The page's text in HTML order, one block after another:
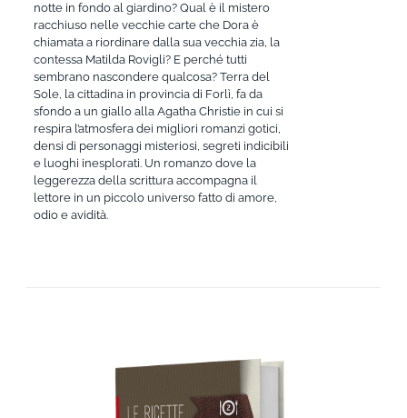
notte in fondo al giardino? Qual è il mistero
racchiuso nelle vecchie carte che Dora è
chiamata a riordinare dalla sua vecchia zia, la
contessa Matilda Rovigli? E perché tutti
sembrano nascondere qualcosa? Terra del
Sole, la cittadina in provincia di Forlì, fa da
sfondo a un giallo alla Agatha Christie in cui si
respira l’atmosfera dei migliori romanzi gotici,
densi di personaggi misteriosi, segreti indicibili
e luoghi inesplorati. Un romanzo dove la
leggerezza della scrittura accompagna il
lettore in un piccolo universo fatto di amore,
odio e avidità.